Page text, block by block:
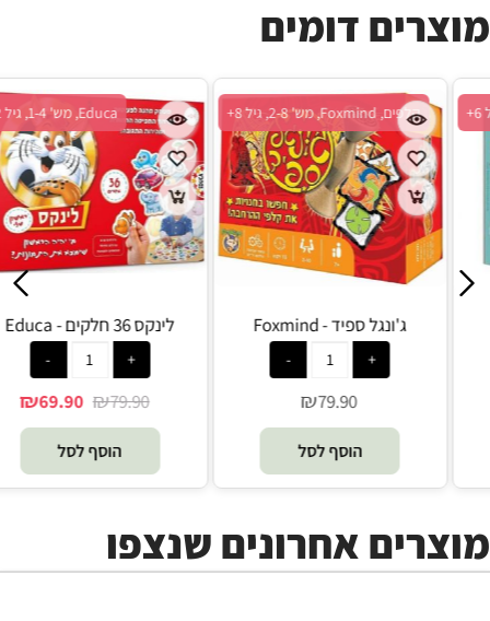
מוצרים דומים
קלפים, Foxmind, מש' 2-8, גיל 8+
ג'ונגל ספיד - Foxmind
₪79.90
הוסף לסל
Smartzone, מש' 2-6, גיל 6+
קורטקס - Smartzone
₪
הוסף לסל
מוצרים אחרונים שנצפו